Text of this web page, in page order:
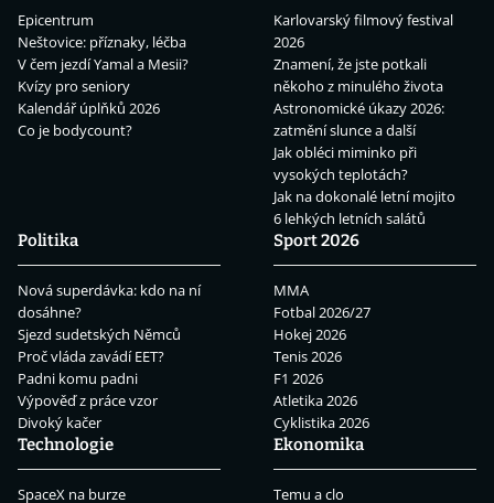
Epicentrum
Neštovice: příznaky, léčba
V čem jezdí Yamal a Mesii?
Kvízy pro seniory
Kalendář úplňků 2026
Co je bodycount?
Karlovarský filmový festival
2026
Znamení, že jste potkali
někoho z minulého života
Astronomické úkazy 2026:
zatmění slunce a další
Jak obléci miminko při
vysokých teplotách?
Jak na dokonalé letní mojito
6 lehkých letních salátů
Politika
Nová superdávka: kdo na ní
dosáhne?
Sjezd sudetských Němců
Proč vláda zavádí EET?
Padni komu padni
Výpověď z práce vzor
Divoký kačer
Sport 2026
MMA
Fotbal 2026/27
Hokej 2026
Tenis 2026
F1 2026
Atletika 2026
Cyklistika 2026
Technologie
SpaceX na burze
Ekonomika
Temu a clo